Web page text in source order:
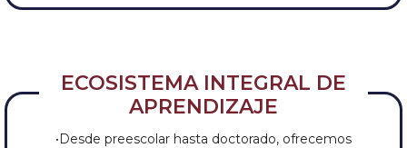
ECOSISTEMA INTEGRAL DE
APRENDIZAJE
•Desde preescolar hasta doctorado, ofrecemos